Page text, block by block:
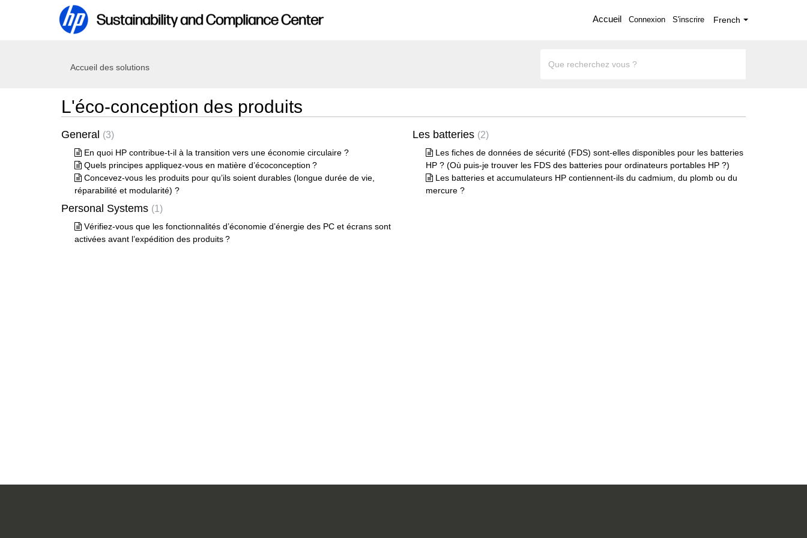
Accueil French
Connexion S'inscrire
Accueil des solutions
L'éco-conception des produits
General 3
En quoi HP contribue-t-il à la transition vers une économie circulaire ?
Quels principes appliquez-vous en matière d’écoconception ?
Concevez-vous les produits pour qu’ils soient durables (longue durée de vie,
réparabilité et modularité) ?
Les batteries 2
Les fiches de données de sécurité (FDS) sont-elles disponibles pour les batteries
HP ? (Où puis-je trouver les FDS des batteries pour ordinateurs portables HP ?)
Les batteries et accumulateurs HP contiennent-ils du cadmium, du plomb ou du
mercure ?
Personal Systems 1
Vérifiez-vous que les fonctionnalités d’économie d’énergie des PC et écrans sont
activées avant l’expédition des produits ?